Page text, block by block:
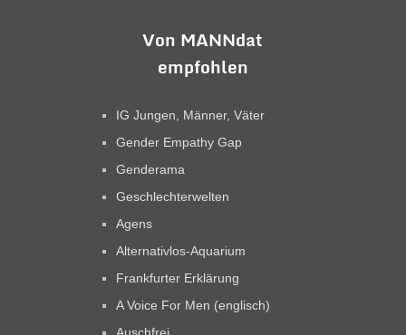
Von MANNdat
empfohlen
IG Jungen, Männer, Väter
Gender Empathy Gap
Genderama
Geschlechterwelten
Agens
Alternativlos-Aquarium
Frankfurter Erklärung
A Voice For Men (englisch)